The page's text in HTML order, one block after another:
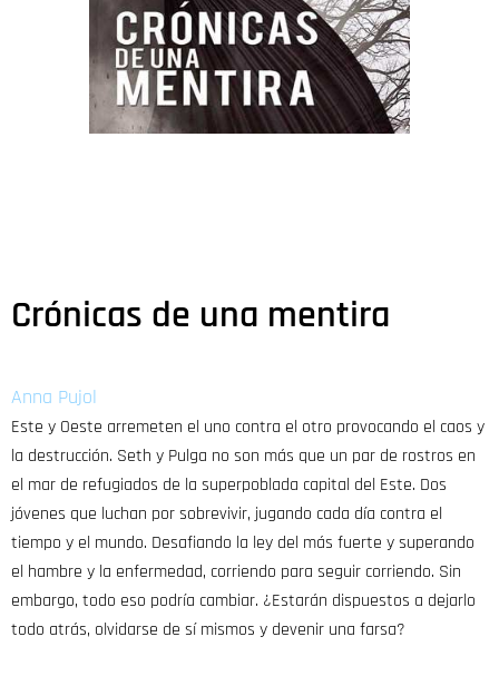
Crónicas de una mentira
Anna Pujol
Este y Oeste arremeten el uno contra el otro provocando el caos y
la destrucción. Seth y Pulga no son más que un par de rostros en
el mar de refugiados de la superpoblada capital del Este. Dos
jóvenes que luchan por sobrevivir, jugando cada día contra el
tiempo y el mundo. Desafiando la ley del más fuerte y superando
el hambre y la enfermedad, corriendo para seguir corriendo. Sin
embargo, todo eso podría cambiar. ¿Estarán dispuestos a dejarlo
todo atrás, olvidarse de sí mismos y devenir una farsa?